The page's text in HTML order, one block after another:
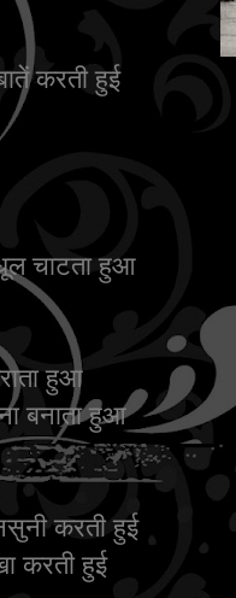
करती हुई
चाटता हुआ
हुआ
बनाता हुआ
करती हुई
करती हुई